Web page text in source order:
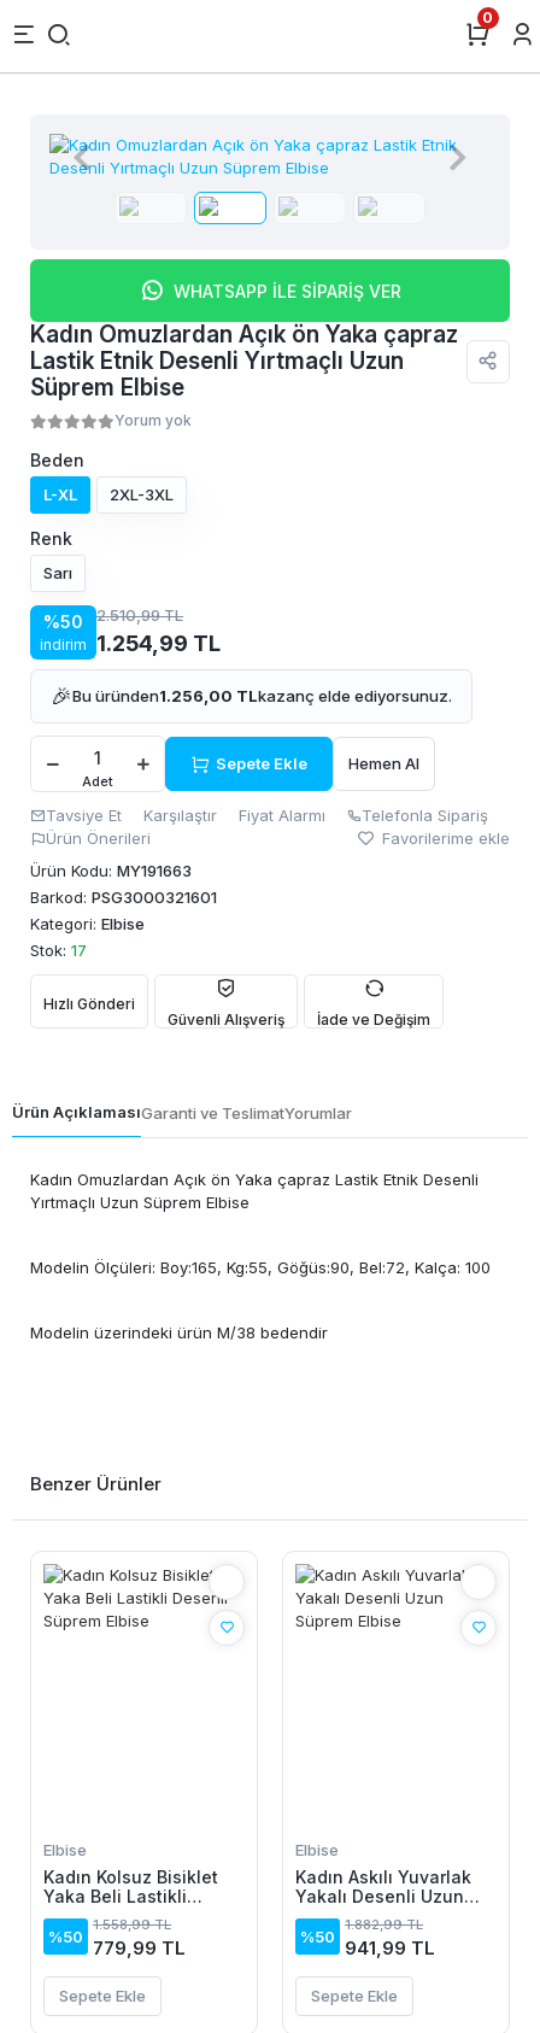
0
WHATSAPP İLE SİPARİŞ VER
Kadın Omuzlardan Açık ön Yaka çapraz
Lastik Etnik Desenli Yırtmaçlı Uzun
Süprem Elbise
Yorum yok
Beden
L-XL 2XL-3XL
Renk
Sarı
%50
indirim
2.510,99 TL
1.254,99 TL
🎉Bu üründen1.256,00 TLkazanç elde ediyorsunuz.
Adet
Sepete Ekle Hemen Al
Tavsiye Et Karşılaştır Fiyat Alarmı
Telefonla Sipariş
Ürün Önerileri
Favorilerime ekle
Ürün Kodu: MY191663
Barkod: PSG3000321601
Kategori: Elbise
Stok: 17
Hızlı Gönderi
Güvenli Alışveriş
İade ve Değişim
Ürün AçıklamasıGaranti ve TeslimatYorumlar
Kadın Omuzlardan Açık ön Yaka çapraz Lastik Etnik Desenli
Yırtmaçlı Uzun Süprem Elbise
Modelin Ölçüleri: Boy:165, Kg:55, Göğüs:90, Bel:72, Kalça: 100
Modelin üzerindeki ürün M/38 bedendir
Benzer Ürünler
Elbise
Kadın Kolsuz Bisiklet
Yaka Beli Lastikli
Desenli Süprem Elbise
%50
1.558,99 TL
779,99 TL
Sepete Ekle
Elbise
Kadın Askılı Yuvarlak
Yakalı Desenli Uzun
Süprem Elbise
%50
1.882,99 TL
941,99 TL
Sepete Ekle